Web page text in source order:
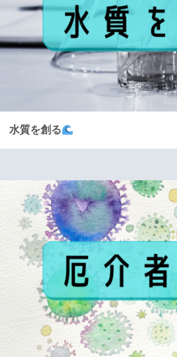
水質を創る